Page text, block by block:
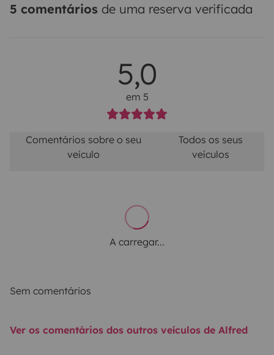
5 comentários de uma reserva verificada
5,0
em 5
Comentários sobre o seu
veículo
Todos os seus
veículos
A carregar...
Sem comentários
Ver os comentários dos outros veículos de Alfred